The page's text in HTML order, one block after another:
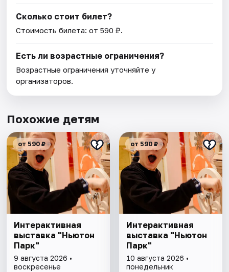
Сколько стоит билет?
Стоимость билета: от 590 ₽.
Есть ли возрастные ограничения?
Возрастные ограничения уточняйте у
организаторов.
Похожие детям
от 590 ₽
Интерактивная
выставка "Ньютон
Парк"
9 августа 2026 •
воскресенье
от 590 ₽
Интерактивная
выставка "Ньютон
Парк"
10 августа 2026 •
понедельник